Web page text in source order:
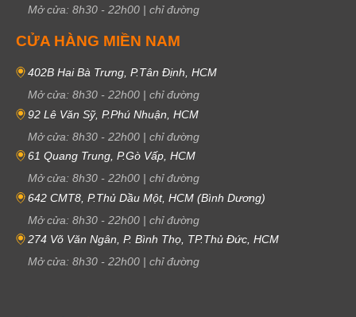
Mở cửa: 8h30 - 22h00 | chỉ đường
CỬA HÀNG MIỀN NAM
402B Hai Bà Trưng, P.Tân Định, HCM
Mở cửa: 8h30 - 22h00 | chỉ đường
92 Lê Văn Sỹ, P.Phú Nhuận, HCM
Mở cửa: 8h30 - 22h00 | chỉ đường
61 Quang Trung, P.Gò Vấp, HCM
Mở cửa: 8h30 - 22h00 | chỉ đường
642 CMT8, P.Thủ Dầu Một, HCM (Bình Dương)
Mở cửa: 8h30 - 22h00 | chỉ đường
274 Võ Văn Ngân, P. Bình Thọ, TP.Thủ Đức, HCM
Mở cửa: 8h30 - 22h00 | chỉ đường